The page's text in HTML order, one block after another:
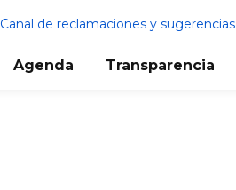
Canal de reclamaciones y sugerencias
Agenda Transparencia